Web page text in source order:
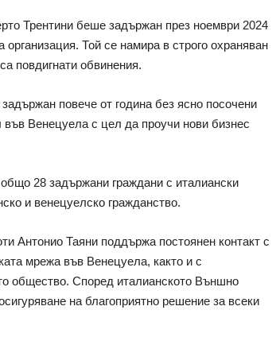
Трентини беше задържан през ноември 2024
организация. Той се намира в строго охраняван
повдигнати обвинения.
повече от година без ясно посочени
във Венецуела с цел да проучи нови бизнес
28 задържани граждани с италиански
и венецуелско гражданство.
Антонио Таяни поддържа постоянен контакт с
мрежа във Венецуела, както и с
общество. Според италианското Външно
на благоприятно решение за всеки